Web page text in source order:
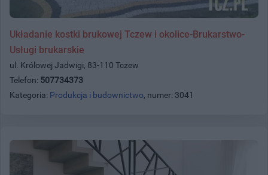
Układanie kostki brukowej Tczew i okolice-Brukarstwo-
Usługi brukarskie
ul. Królowej Jadwigi, 83-110 Tczew
Telefon: 507734373
Kategoria: Produkcja i budownictwo, numer: 3041